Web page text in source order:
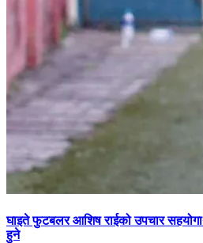
घाइते फुटबलर आशिष राईको उपचार
हुने